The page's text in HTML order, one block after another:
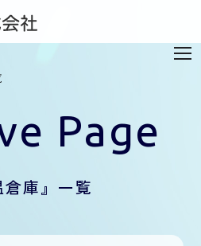
Page
倉庫』一覧